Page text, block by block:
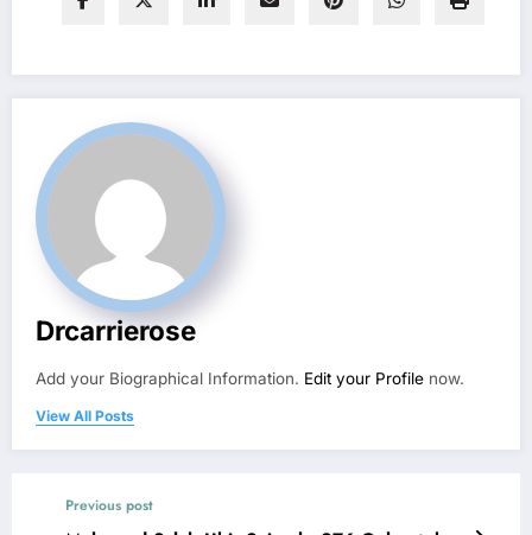
Drcarrierose
Add your Biographical Information. Edit your Profile now.
View All Posts
Previous post